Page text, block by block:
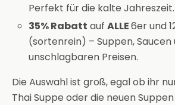
Perfekt für die kalte Jahreszeit.
35% Rabatt auf ALLE6er und
(sortenrein) – Suppen, Saucen
unschlagbaren Preisen.
Die Auswahl ist groß, egal ob ihr
Thai Suppe oder die neuen